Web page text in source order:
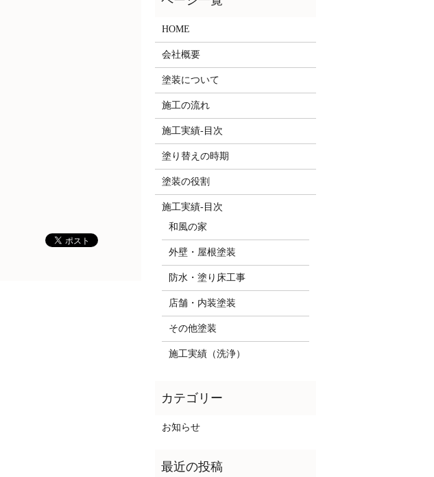
HOME
会社概要
塗装について
施工の流れ
施工実績-目次
塗り替えの時期
塗装の役割
施工実績-目次
和風の家
外壁・屋根塗装
防水・塗り床工事
店舗・内装塗装
その他塗装
施工実績（洗浄）
お知らせ